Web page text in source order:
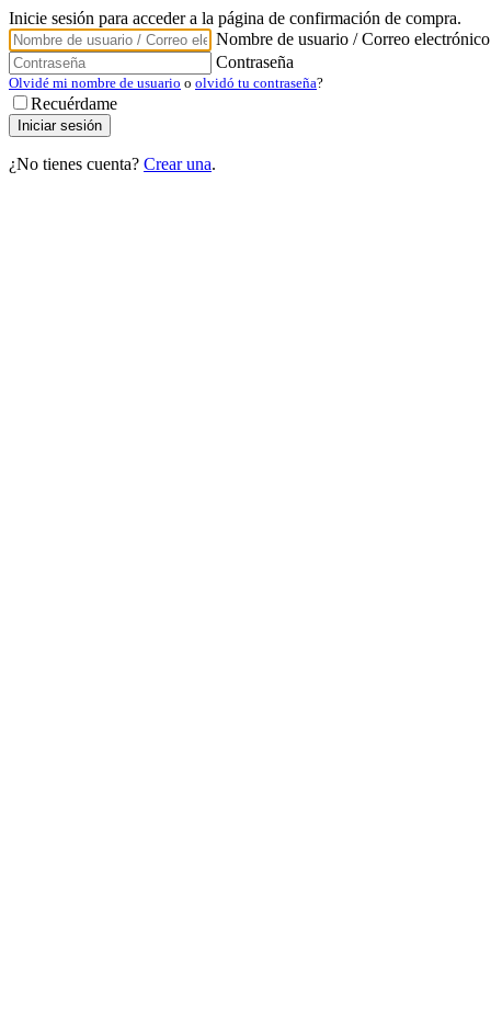
Inicie sesión para acceder a la página de confirmación de compra.
Nombre de usuario / Correo electrónico
Contraseña
Olvidé mi nombre de usuario o olvidó tu contraseña?
Recuérdame
¿No tienes cuenta? Crear una.